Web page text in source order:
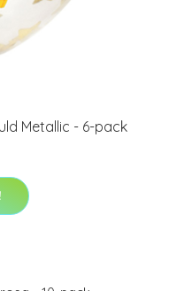
Metallic - 6-pack